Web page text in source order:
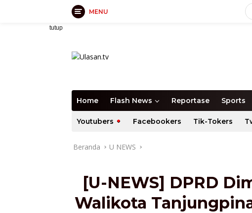
MENU
tutup
Home Flash News Reportase Sports
Youtubers Facebookers Tik-Tokers
Beranda U NEWS
[U-NEWS] DPRD
Walikota